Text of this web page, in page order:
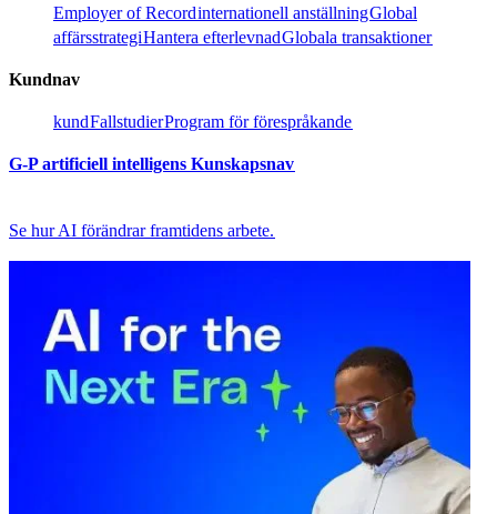
Employer of Record​​internationell anställning​​Global
affärsstrategi​​Hantera efterlevnad​​Globala transaktioner​​
Kundnav​​
kund​​Fallstudier​​Program för förespråkande​​
G-P artificiell intelligens Kunskapsnav​​
Se hur AI förändrar framtidens arbete.​​